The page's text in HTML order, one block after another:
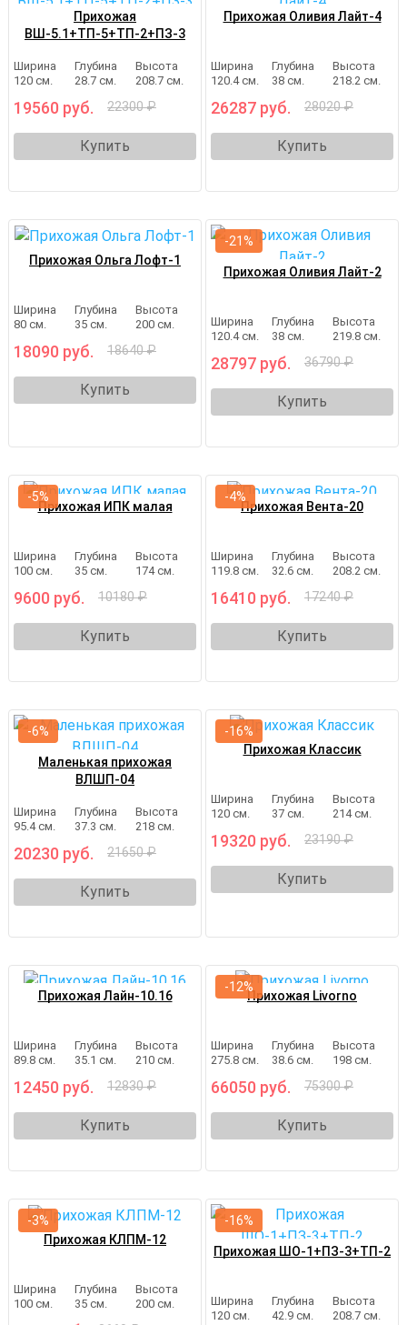
Прихожая
ВШ-5.1+ТП-5+ТП-2+ПЗ-3
Ширина
120 см.
Глубина
28.7 см.
Высота
208.7 см.
19560 руб. 22300 ₽
Купить
Прихожая Оливия Лайт-4
Ширина
120.4 см.
Глубина
38 см.
Высота
218.2 см.
26287 руб. 28020 ₽
Купить
Прихожая Ольга Лофт-1
Ширина
80 см.
Глубина
35 см.
Высота
200 см.
18090 руб. 18640 ₽
Купить
Прихожая Оливия Лайт-2
Ширина
120.4 см.
Глубина
38 см.
Высота
219.8 см.
28797 руб. 36790 ₽
Купить
-21%
Прихожая ИПК малая
Ширина
100 см.
Глубина
35 см.
Высота
174 см.
9600 руб. 10180 ₽
Купить
-5%
Прихожая Вента-20
Ширина
119.8 см.
Глубина
32.6 см.
Высота
208.2 см.
16410 руб. 17240 ₽
Купить
-4%
Маленькая прихожая
ВЛШП-04
Ширина
95.4 см.
Глубина
37.3 см.
Высота
218 см.
20230 руб. 21650 ₽
Купить
-6%
Прихожая Классик
Ширина
120 см.
Глубина
37 см.
Высота
214 см.
19320 руб. 23190 ₽
Купить
-16%
Прихожая Лайн-10.16
Ширина
89.8 см.
Глубина
35.1 см.
Высота
210 см.
12450 руб. 12830 ₽
Купить
Прихожая Livorno
Ширина
275.8 см.
Глубина
38.6 см.
Высота
198 см.
66050 руб. 75300 ₽
Купить
-12%
Прихожая КЛПМ-12
Ширина
100 см.
Глубина
35 см.
Высота
200 см.
-3%
Прихожая ШО-1+ПЗ-3+ТП-2
Ширина
120 см.
Глубина
42.9 см.
Высота
208.7 см.
-16%